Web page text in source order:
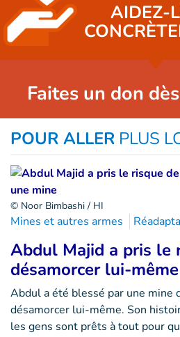
AIDEZ-
Faites un don
POUR ALLER PLUS
© Noor Bimbashi / HI
Mines et autres armes
Abdul Majid a pris le
désamorcer lui-
Abdul a été blessé par une mine
désamorcer lui-même. Son
les gens sont prêts à tout pour